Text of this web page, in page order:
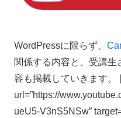
WordPressに限らず、
関係する内容と、受講生
容も掲載していきます。
url=”https://
ueU5-V3nS5NSw”